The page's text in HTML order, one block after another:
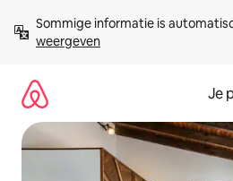
direct
naar
Sommige informatie is
weergeven
Je